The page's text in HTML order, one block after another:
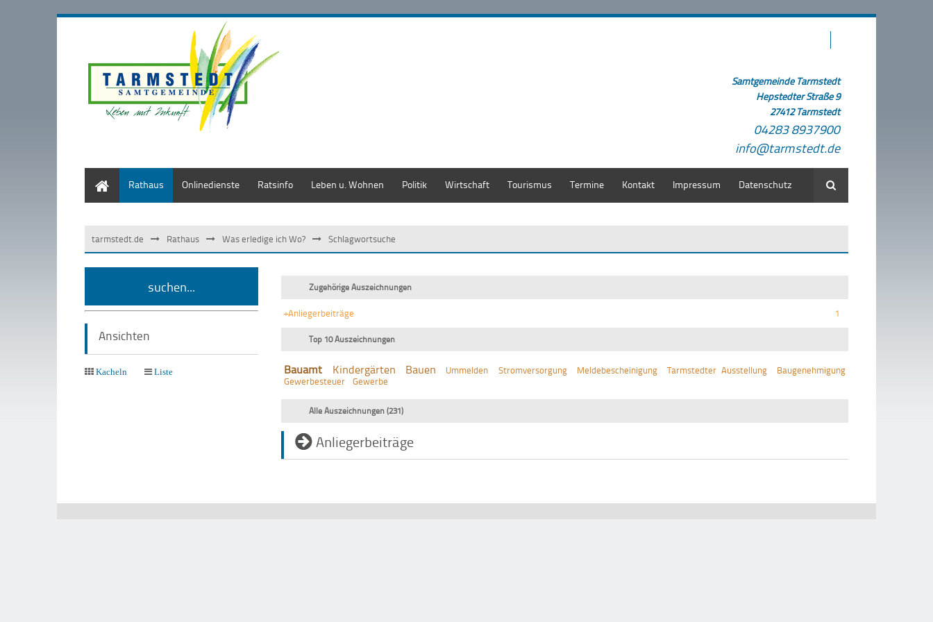
Samtgemeinde Tarmstedt
Hepstedter Straße 9
27412 Tarmstedt
04283 8937900
info@tarmstedt.de
Rathaus Onlinedienste Ratsinfo Leben u. Wohnen Politik Wirtschaft Tourismus Termine Kontakt Impressum Datenschutz Suche
tarmstedt.de Rathaus Was erledige ich Wo? Schlagwortsuche
suchen...
Ansichten
Kacheln Liste
Zugehörige Auszeichnungen
+Anliegerbeiträge 1
Top 10 Auszeichnungen
Bauamt Kindergärten Bauen Ummelden Stromversorgung Meldebescheinigung Tarmstedter Ausstellung
Baugenehmigung
Gewerbesteuer
Gewerbe
Alle Auszeichnungen (231)
Anliegerbeiträge